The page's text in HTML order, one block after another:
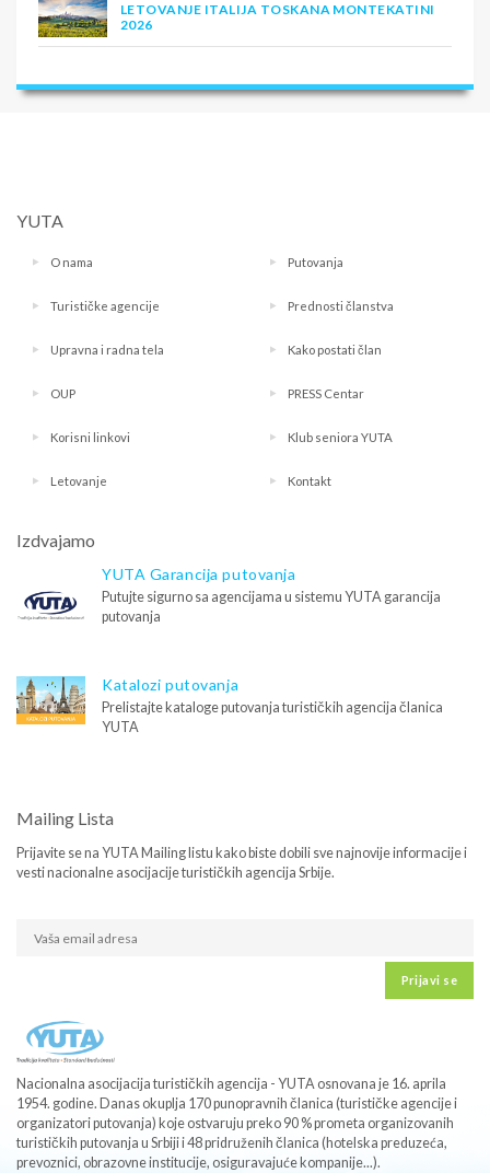
LETOVANJE ITALIJA TOSKANA MONTEKATINI
2026
YUTA
O nama Putovanja
Turističke agencije Prednosti članstva
Upravna i radna tela Kako postati član
OUP PRESS Centar
Korisni linkovi Klub seniora YUTA
Letovanje Kontakt
Izdvajamo
YUTA Garancija putovanja
Putujte sigurno sa agencijama u sistemu YUTA garancija
putovanja
Katalozi putovanja
Prelistajte kataloge putovanja turističkih agencija članica
YUTA
Mailing Lista
Prijavite se na YUTA Mailing listu kako biste dobili sve najnovije informacije i
vesti nacionalne asocijacije turističkih agencija Srbije.
Prijavi se
Nacionalna asocijacija turističkih agencija - YUTA osnovana je 16. aprila
1954. godine. Danas okuplja 170 punopravnih članica (turističke agencije i
organizatori putovanja) koje ostvaruju preko 90 % prometa organizovanih
turističkih putovanja u Srbiji i 48 pridruženih članica (hotelska preduzeća,
prevoznici, obrazovne institucije, osiguravajuće kompanije...).